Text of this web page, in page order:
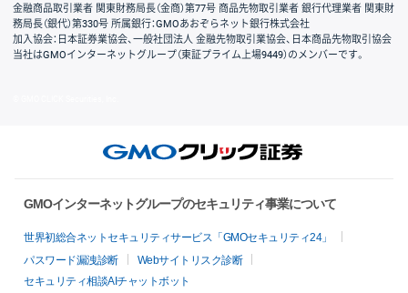
金融商品取引業者 関東財務局長（金商）第77号 商品先物取引業者 銀行代理業者 関東財
務局長（銀代）第330号 所属銀行：GMOあおぞらネット銀行株式会社
加入協会：日本証券業協会、一般社団法人 金融先物取引業協会、日本商品先物取引協会
当社はGMOインターネットグループ（東証プライム上場9449）のメンバーです。
GMOインターネットグループのセキュリティ事業について
世界初総合ネットセキュリティサービス「GMOセキュリティ24」
パスワード漏洩診断
Webサイトリスク診断
セキュリティ相談AIチャットボット